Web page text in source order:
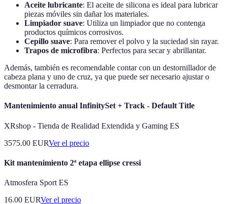
Aceite lubricante: El aceite de silicona es ideal para lubricar
piezas móviles sin dañar los materiales.
Limpiador suave: Utiliza un limpiador que no contenga
productos químicos corrosivos.
Cepillo suave: Para remover el polvo y la suciedad sin rayar.
Trapos de microfibra: Perfectos para secar y abrillantar.
Además, también es recomendable contar con un destornillador de
cabeza plana y uno de cruz, ya que puede ser necesario ajustar o
desmontar la cerradura.
Mantenimiento anual InfinitySet + Track - Default Title
XRshop - Tienda de Realidad Extendida y Gaming ES
3575.00 EURVer el precio
Kit mantenimiento 2ª etapa ellipse cressi
Atmosfera Sport ES
16.00 EURVer el precio